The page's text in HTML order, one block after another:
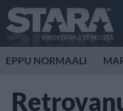
EPPU NORMAALI